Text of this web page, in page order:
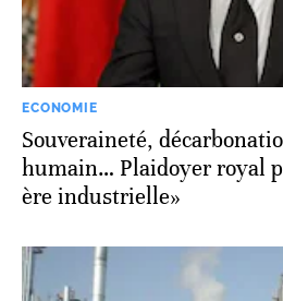
ECONOMIE
Souveraineté,
humain… Plaidoyer royal
ère industrielle»